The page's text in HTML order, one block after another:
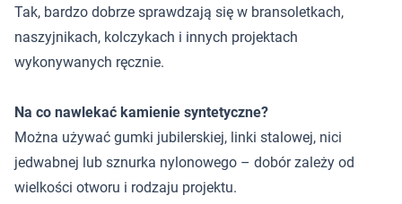
Tak, bardzo dobrze sprawdzają się w bransoletkach,
naszyjnikach, kolczykach i innych projektach
wykonywanych ręcznie.
Na co nawlekać kamienie syntetyczne?
Można używać gumki jubilerskiej, linki stalowej, nici
jedwabnej lub sznurka nylonowego – dobór zależy od
wielkości otworu i rodzaju projektu.